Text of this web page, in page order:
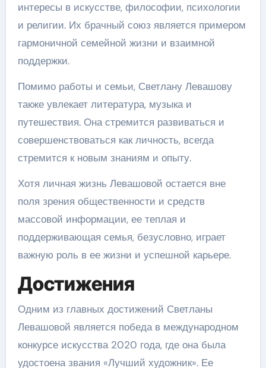
интересы в искусстве, философии, психологии
и религии. Их брачный союз является примером
гармоничной семейной жизни и взаимной
поддержки.
Помимо работы и семьи, Светлану Левашову
также увлекает литература, музыка и
путешествия. Она стремится развиваться и
совершенствоваться как личность, всегда
стремится к новым знаниям и опыту.
Хотя личная жизнь Левашовой остается вне
поля зрения общественности и средств
массовой информации, ее теплая и
поддерживающая семья, безусловно, играет
важную роль в ее жизни и успешной карьере.
Достижения
Одним из главных достижений Светланы
Левашовой является победа в международном
конкурсе искусства 2020 года, где она была
удостоена звания «Лучший художник». Ее